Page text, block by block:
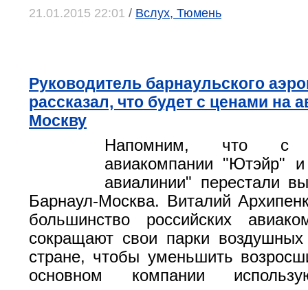
21.01.2015 22:01 / Вслух, Тюмень
Руководитель барнаульского
рассказал, что будет с ценами на
Москву
Напомним, что с
авиакомпании "Ютэйр" и
авиалинии" перестали
Барнаул-Москва. Виталий
большинство российских
сокращают свои парки
стране, чтобы уменьшить
основном компании